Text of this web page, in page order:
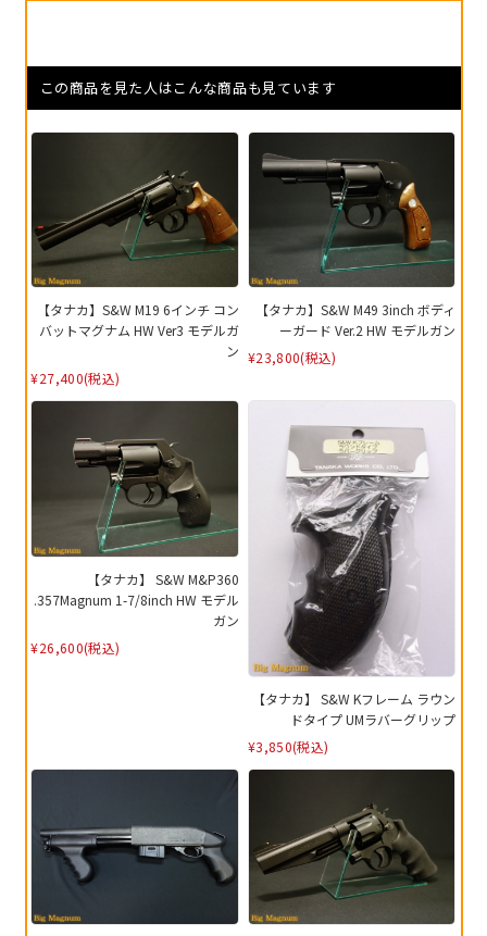
この商品を見た人はこんな商品も見ています
【タナカ】S&W M19 6インチ コン
バットマグナム HW Ver3 モデルガ
ン
¥27,400(税込)
【タナカ】S&W M49 3inch ボディ
ーガード Ver.2 HW モデルガン
¥23,800(税込)
【タナカ】 S&W M&P360
.357Magnum 1-7/8inch HW モデル
ガン
¥26,600(税込)
【タナカ】 S&W Kフレーム ラウン
ドタイプ UMラバーグリップ
¥3,850(税込)